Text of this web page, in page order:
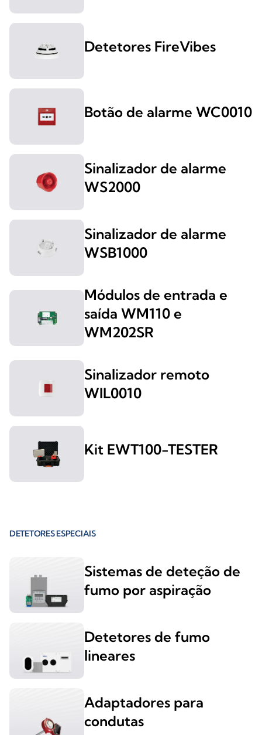
Detetores FireVibes
Botão de alarme WC0010
Sinalizador de alarme
WS2000
Sinalizador de alarme
WSB1000
Módulos de entrada e
saída WM110 e
WM202SR
Sinalizador remoto
WIL0010
Kit EWT100-TESTER
DETETORES ESPECIAIS
Sistemas de deteção de
fumo por aspiração
Detetores de fumo
lineares
Adaptadores para
condutas